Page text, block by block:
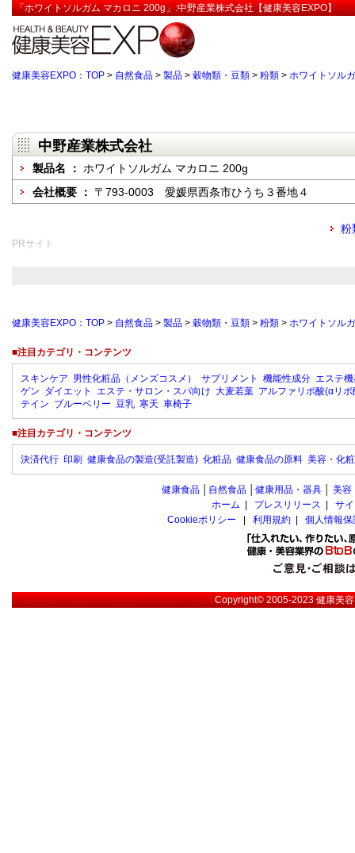
「ホワイトソルガム マカロニ 200g」:中野産業株式会社【健康美容EXPO】
健康美容EXPO：TOP > 自然食品 > 製品 > 穀物類・豆類 > 粉類 > ホワイトソル
中野産業株式会社
製品名 ： ホワイトソルガム マカロニ 200g
会社概要 ： 〒793-0003 愛媛県西条市ひうち３番地４
粉
PRサイト
健康美容EXPO：TOP > 自然食品 > 製品 > 穀物類・豆類 > 粉類 > ホワイトソル
■注目カテゴリ・コンテンツ
スキンケア 男性化粧品（メンズコスメ） サプリメント 機能性成分 エステ
ゲン ダイエット エステ・サロン・スパ向け 大麦若葉 アルファリポ酸(αリポ
テイン ブルーベリー 豆乳 寒天 車椅子
■注目カテゴリ・コンテンツ
決済代行 印刷 健康食品の製造(受託製造) 化粧品 健康食品の原料 美容・化
健康食品 自然食品 健康用品・器具 美容
ホーム
プレスリリース
サ
Cookieポリシー
利用規約 個人情報
Copyright© 2005-2023健康美